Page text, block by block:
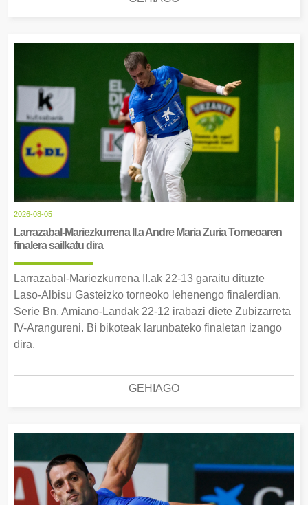
2026-08-05
Larrazabal-Mariezkurrena II.a Andre Maria Zuria Torneoaren
finalera sailkatu dira
Larrazabal-Mariezkurrena II.ak 22-13 garaitu dituzte
Laso-Albisu Gasteizko torneoko lehenengo finalerdian.
Serie Bn, Amiano-Landak 22-12 irabazi diete Zubizarreta
IV-Arangureni. Bi bikoteak larunbateko finaletan izango
dira.
GEHIAGO